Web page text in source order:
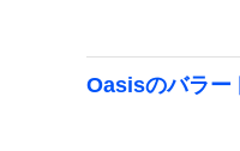
Oasisのバラー